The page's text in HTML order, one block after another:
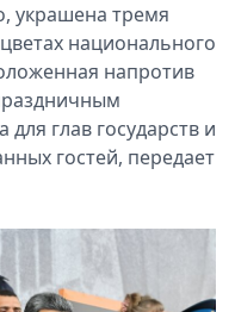
украшена тремя
национального
напротив
глав государств и
гостей, передает